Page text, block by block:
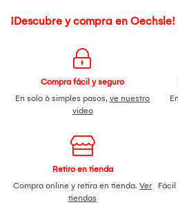
¡Descubre y compra en Oechsle!
Compra fácil y seguro
En solo 6 simples pasos, ve nuestro
video
Retiro en tienda
Compra online y retira en tienda. Ver
tiendas
Fácil